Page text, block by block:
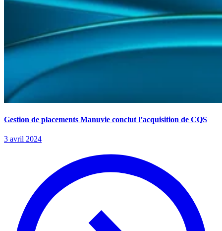
Gestion de placements Manuvie conclut l’acquisition de CQS
3 avril 2024